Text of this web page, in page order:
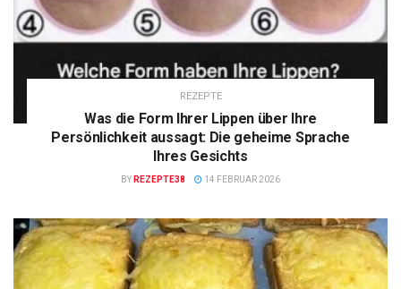
REZEPTE
Was die Form Ihrer Lippen über Ihre
Persönlichkeit aussagt: Die geheime Sprache
Ihres Gesichts
BY REZEPTE38 14 FEBRUAR 2026